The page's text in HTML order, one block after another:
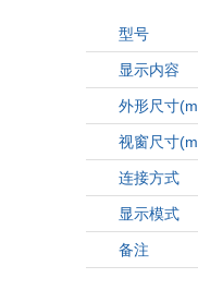
型号
显示内容
外形尺寸
视窗尺寸
连接方式
显示模式
备注